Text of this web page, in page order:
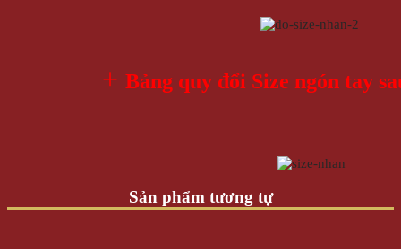
+ Bảng quy đổi Size ngón tay
Sản phẩm tương tự